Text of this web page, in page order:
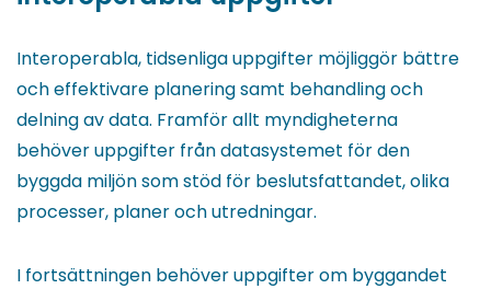
Interoperabla, tidsenliga uppgifter möjliggör bättre
och effektivare planering samt behandling och
delning av data. Framför allt myndigheterna
behöver uppgifter från datasystemet för den
byggda miljön som stöd för beslutsfattandet, olika
processer, planer och utredningar.
I fortsättningen behöver uppgifter om byggandet